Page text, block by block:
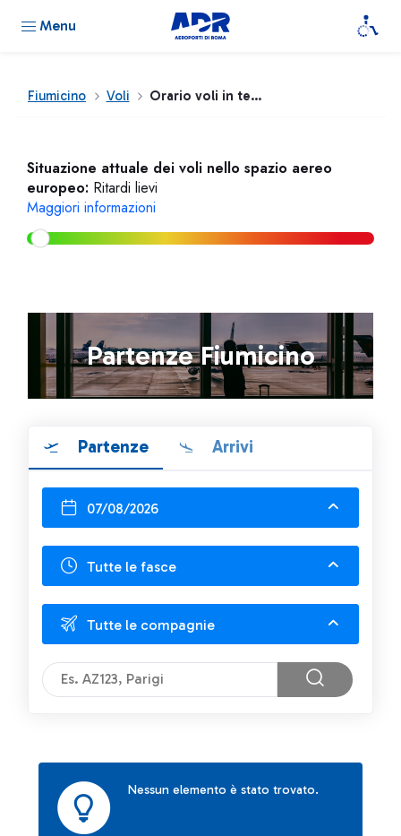
Menu
Fiumicino Voli Orario voli in tempo reale
Situazione attuale dei voli nello spazio aereo
europeo: Ritardi lievi
Maggiori informazioni
Partenze Fiumicino
Partenze Arrivi
07/08/2026
Tutte le fasce
Tutte le compagnie
Nessun elemento è stato trovato.